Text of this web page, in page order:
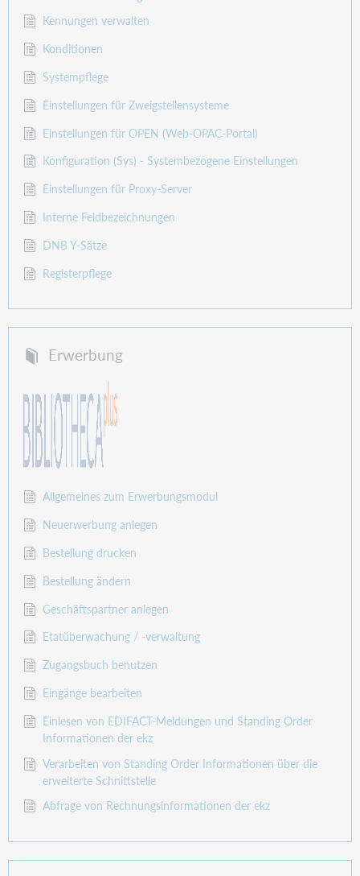
Kennungen verwalten
Konditionen
Systempflege
Einstellungen für Zweigstellensysteme
Einstellungen für OPEN (Web-OPAC-Portal)
Konfiguration (Sys) - Systembezogene Einstellungen
Einstellungen für Proxy-Server
Interne Feldbezeichnungen
DNB Y-Sätze
Registerpflege
Erwerbung
Allgemeines zum Erwerbungsmodul
Neuerwerbung anlegen
Bestellung drucken
Bestellung ändern
Geschäftspartner anlegen
Etatüberwachung / -verwaltung
Zugangsbuch benutzen
Eingänge bearbeiten
Einlesen von EDIFACT-Meldungen und Standing Order
Informationen der ekz
Verarbeiten von Standing Order Informationen über die
erweiterte Schnittstelle
Abfrage von Rechnungsinformationen der ekz